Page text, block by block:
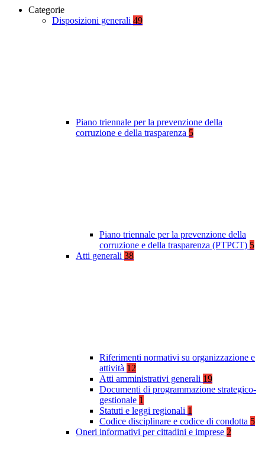
Categorie
Disposizioni generali 49
Piano triennale per la prevenzione della
corruzione e della trasparenza 5
Piano triennale per la prevenzione della
corruzione e della trasparenza (PTPCT) 5
Atti generali 38
Riferimenti normativi su organizzazione e
attività 12
Atti amministrativi generali 19
Documenti di programmazione strategico-
gestionale 1
Statuti e leggi regionali 1
Codice disciplinare e codice di condotta 5
Oneri informativi per cittadini e imprese 2